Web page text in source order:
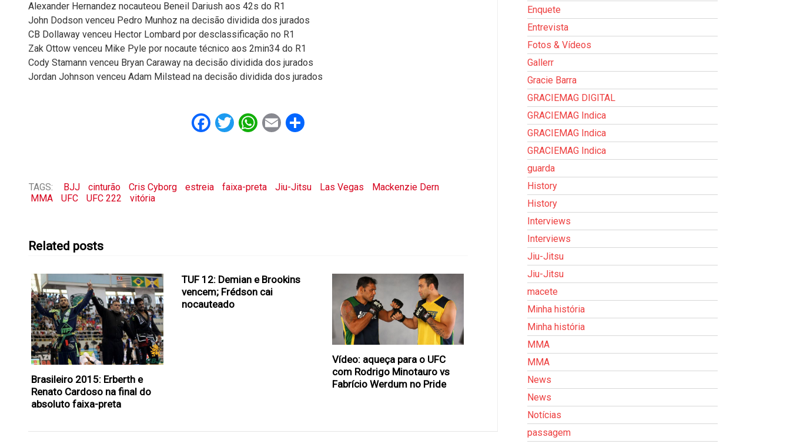
Alexander Hernandez nocauteou Beneil Dariush aos 42s do R1
John Dodson venceu Pedro Munhoz na decisão dividida dos jurados
CB Dollaway venceu Hector Lombard por desclassificação no R1
Zak Ottow venceu Mike Pyle por nocaute técnico aos 2min34 do R1
Cody Stamann venceu Bryan Caraway na decisão dividida dos jurados
Jordan Johnson venceu Adam Milstead na decisão dividida dos jurados
Facebook
Twitter
WhatsApp
EmailShare
TAGS: BJJ cinturão Cris Cyborg estreia faixa-preta Jiu-Jitsu Las Vegas
Mackenzie Dern
MMA
UFC UFC 222 vitória
Related posts
Brasileiro 2015: Erberth e
Renato Cardoso na final do
absoluto faixa-preta
TUF 12: Demian e Brookins
vencem; Frédson cai
nocauteado
Vídeo: aqueça para o UFC
com Rodrigo Minotauro vs
Fabrício Werdum no Pride
Enquete
Entrevista
Fotos & Vídeos
Gallerr
Gracie Barra
GRACIEMAG DIGITAL
GRACIEMAG Indica
GRACIEMAG Indica
GRACIEMAG Indica
guarda
History
History
Interviews
Interviews
Jiu-Jitsu
Jiu-Jitsu
macete
Minha história
Minha história
MMA
MMA
News
News
Notícias
passagem